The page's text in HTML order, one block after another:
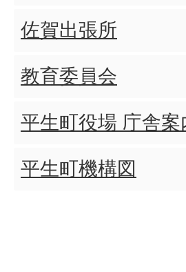
佐賀出張所
教育委員会
平生町役場 庁舎案
平生町機構図